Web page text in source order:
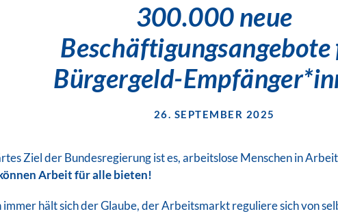
300.000 neue
Bürgergeld-
26. SEPTEMBER 2025
Ziel der Bundesregierung ist es, arbeitslose Menschen in
Arbeit für alle bieten!
immer hält sich der Glaube, der Arbeitsmarkt reguliere sich von